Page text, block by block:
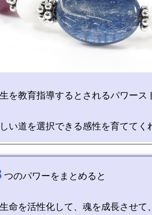
を教育指導するとされるパワース
つのパワーをまとめると
生命を活性化して、魂を成長させて